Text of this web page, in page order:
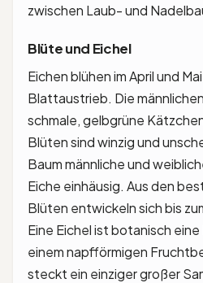
zwischen Laub- und
Blüte und Eichel
Eichen blühen im April und
Blattaustrieb. Die
schmale, gelbgrüne
Blüten sind winzig und
Baum männliche und
Eiche einhäusig. Aus den
Blüten entwickeln sich bis
Eine Eichel ist botanisch
einem napfförmigen
steckt ein einziger großer